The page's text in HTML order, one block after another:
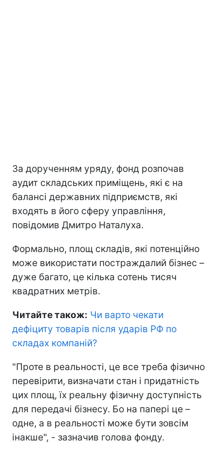
За дорученням уряду, фонд розпочав
аудит складських приміщень, які є на
балансі державних підприємств, які
входять в його сферу управління,
повідомив Дмитро Наталуха.
Формально, площ складів, які потенційно
може використати постраждалий бізнес –
дуже багато, це кілька сотень тисяч
квадратних метрів.
Читайте також: Чи варто чекати
дефіциту товарів після ударів РФ по
складах компаній?
"Проте в реальності, це все треба фізично
перевірити, визначати стан і придатність
цих площ, їх реальну фізичну доступність
для передачі бізнесу. Бо на папері це –
одне, а в реальності може бути зовсім
інакше", - зазначив голова фонду.